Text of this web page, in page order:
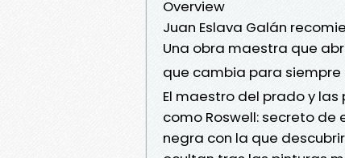
Overview
Juan Eslava Galán
Una obra maestra que
que cambia para siempre
El maestro del prado y
como Roswell: secreto de
negra con la que